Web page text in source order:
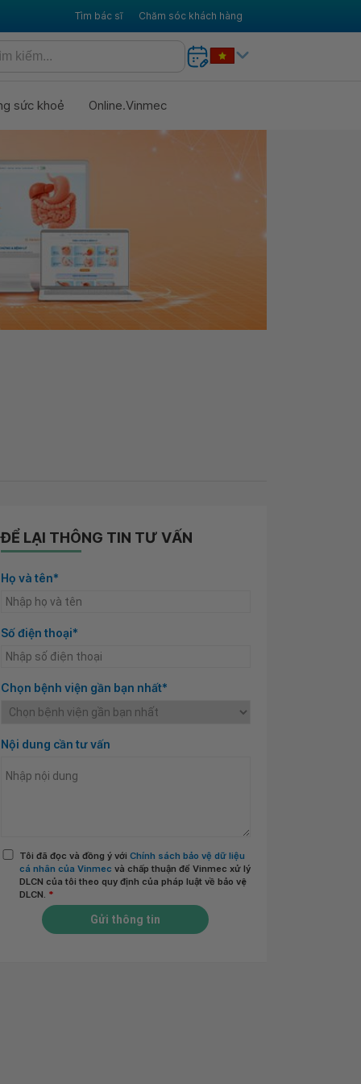
Tìm bác sĩ Chăm sóc khách hàng
sức khoẻ Online.Vinmec
ĐỂ LẠI THÔNG TIN TƯ VẤN
Họ và tên*
Số điện thoại*
Chọn bệnh viện gần bạn nhất*
Nội dung cần tư vấn
Tôi đã đọc và đồng ý với Chính sách bảo vệ dữ liệu
cá nhân của Vinmec và chấp thuận để Vinmec xử lý
DLCN của tôi theo quy định của pháp luật về bảo vệ
DLCN. *
Gửi thông tin